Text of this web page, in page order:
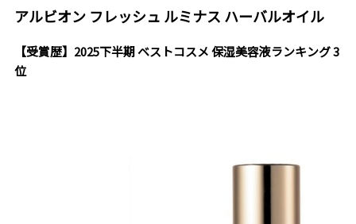
アルビオン フレッシュ ルミナス ハーバルオイル
【受賞歴】2025下半期 ベストコスメ 保湿美容液ランキング 3
位